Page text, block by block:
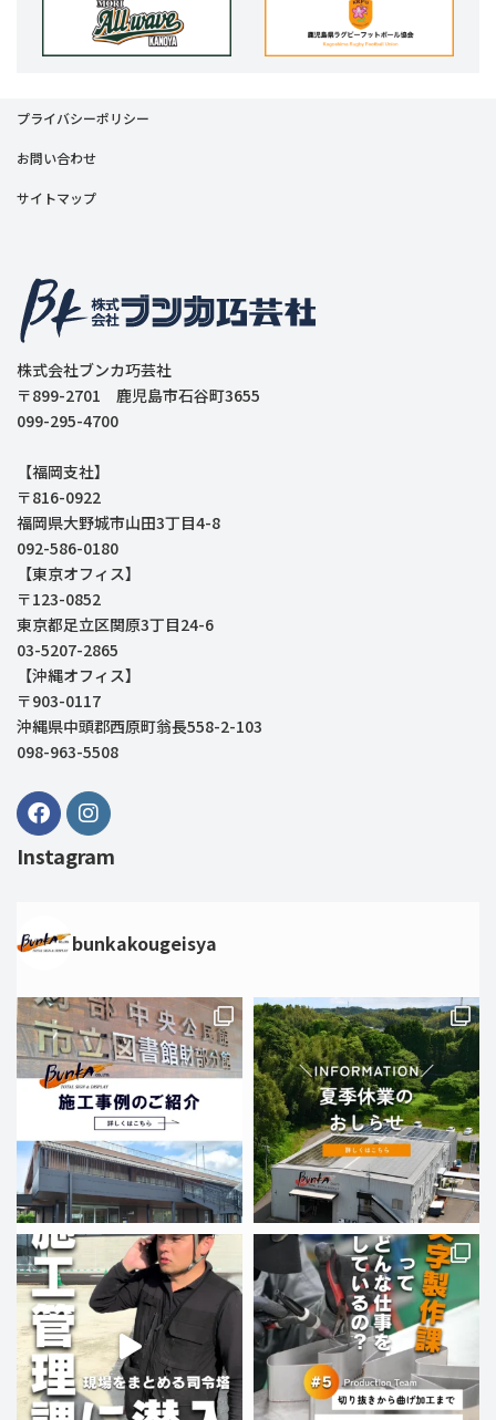
プライバシーポリシー
お問い合わせ
サイトマップ
株式会社ブンカ巧芸社
〒899-2701 鹿児島市石谷町3655
099-295-4700
【福岡支社】
〒816-0922
福岡県大野城市山田3丁目4-8
092-586-0180
【東京オフィス】
〒123-0852
東京都足立区関原3丁目24-6
03-5207-2865
【沖縄オフィス】
〒903-0117
沖縄県中頭郡西原町翁長558-2-103
098-963-5508
Instagram
bunkakougeisya